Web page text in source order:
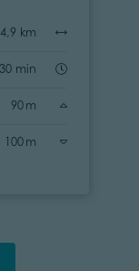
4,9 km
min
90 m
100 m